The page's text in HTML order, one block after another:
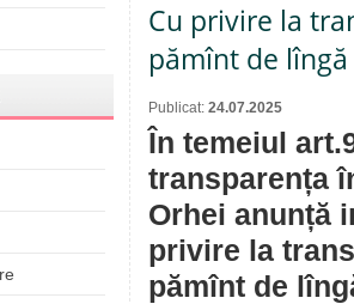
Cu privire la
pămînt de
Publicat: 24.07.2025
În temeiul
transparența
Orhei anunță
privire la
pămînt de